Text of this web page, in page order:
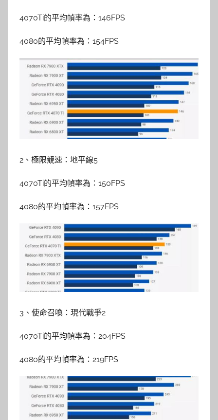
4070Ti的平均幀率為：146FPS
4080的平均幀率為：154FPS
2、極限競速：地平線5
4070Ti的平均幀率為：150FPS
4080的平均幀率為：157FPS
3、使命召喚：現代戰爭2
4070Ti的平均幀率為：204FPS
4080的平均幀率為：219FPS